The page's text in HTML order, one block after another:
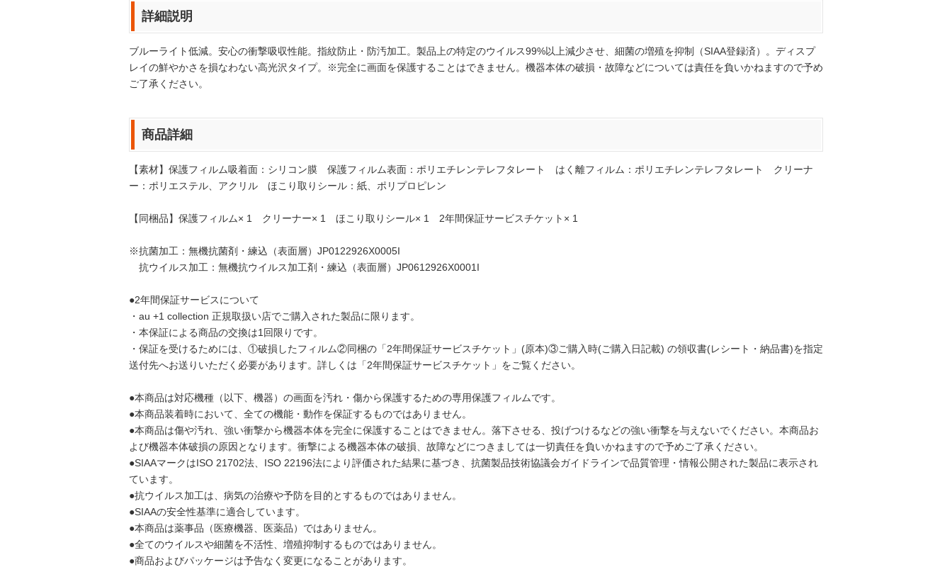
詳細説明
ブルーライト低減。安心の衝撃吸収性能。指紋防止・防汚加工。製品上の特定のウイルス99%以上減少させ、細菌の増殖を抑制（SIAA登録済）。ディスプ
レイの鮮やかさを損なわない高光沢タイプ。※完全に画面を保護することはできません。機器本体の破損・故障などについては責任を負いかねますので予め
ご了承ください。
商品詳細
【素材】保護フィルム吸着面：シリコン膜 保護フィルム表面：ポリエチレンテレフタレート はく離フィルム：ポリエチレンテレフタレート クリーナ
ー：ポリエステル、アクリル ほこり取りシール：紙、ポリプロピレン
【同梱品】保護フィルム× 1 クリーナー× 1 ほこり取りシール× 1 2年間保証サービスチケット× 1
※抗菌加工：無機抗菌剤・練込（表面層）JP0122926X0005I
抗ウイルス加工：無機抗ウイルス加工剤・練込（表面層）JP0612926X0001I
●2年間保証サービスについて
・au +1 collection 正規取扱い店でご購入された製品に限ります。
・本保証による商品の交換は1回限りです。
・保証を受けるためには、①破損したフィルム②同梱の「2年間保証サービスチケット」(原本)③ご購入時(ご購入日記載) の領収書(レシート・納品書)を指定
送付先へお送りいただく必要があります。詳しくは「2年間保証サービスチケット」をご覧ください。
●本商品は対応機種（以下、機器）の画面を汚れ・傷から保護するための専用保護フィルムです。
●本商品装着時において、全ての機能・動作を保証するものではありません。
●本商品は傷や汚れ、強い衝撃から機器本体を完全に保護することはできません。落下させる、投げつけるなどの強い衝撃を与えないでください。本商品お
よび機器本体破損の原因となります。衝撃による機器本体の破損、故障などにつきましては一切責任を負いかねますので予めご了承ください。
●SIAAマークはISO 21702法、ISO 22196法により評価された結果に基づき、抗菌製品技術協議会ガイドラインで品質管理・情報公開された製品に表示され
ています。
●抗ウイルス加工は、病気の治療や予防を目的とするものではありません。
●SIAAの安全性基準に適合しています。
●本商品は薬事品（医療機器、医薬品）ではありません。
●全てのウイルスや細菌を不活性、増殖抑制するものではありません。
●商品およびパッケージは予告なく変更になることがあります。